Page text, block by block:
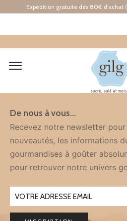
Expédition gratuite dès 80€ d’achat
Inscription
À LA
De nous à vous…
Recevez notre newsletter
nouveautés, les informations
gourmandises à goûter
pour retrouver notre univers